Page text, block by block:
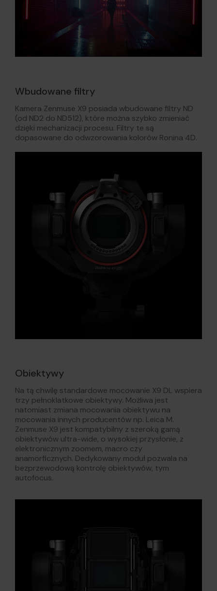
Wbudowane filtry
Kamera Zenmuse X9 posiada wbudowane filtry ND
(od ND2 do ND512), które można szybko zmieniać
dzięki mechanizacji procesu. Filtry te są
dopasowane do odwzorowania kolorów Ronina 4D.
Obiektywy
Na tą chwilę standardowe mocowanie X9 DL wspiera
trzy pełnoklatkowe obiektywy. Możliwa jest
natomiast zmiana mocowania obiektywu na
mocowania innych producentów np. Leica M.
Zenmuse X9 jest kompatybilny z szeroką gamą
obiektywów ultra-wide, o wysokiej przysłonie, z
elektronicznym zoomem, macro czy
anamorficznych. Dedykowany moduł pozwala na
bezprzewodową kontrolę obiektywów, tym
autofocus.